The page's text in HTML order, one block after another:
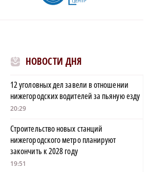
НОВОСТИ ДНЯ
12 уголовных дел завели в отношении
нижегородских водителей за пьяную езду
20:29
Строительство новых станций
нижегородского метро планируют
закончить к 2028 году
19:51